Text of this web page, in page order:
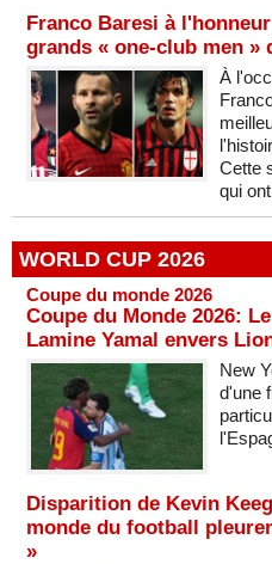
Franco Baresi à
grands « one-club men
À
Cette
qui
WORLD CUP 2026
Coupe du monde 2026
Coupe du Monde 2026:
Lamine Yamal envers
New
d'une
Disparition de Kevin
monde du football
»